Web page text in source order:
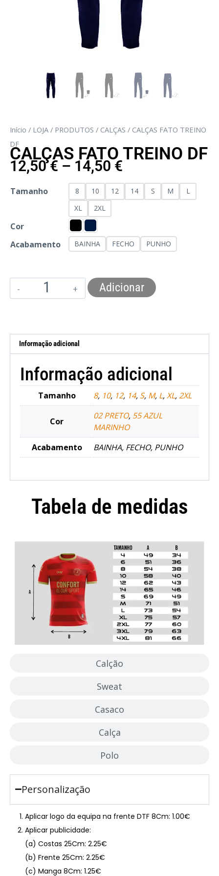
Início / LOJA / PRODUTOS / CALÇAS / CALÇAS FATO TREINO
DF
CALÇAS FATO TREINO DF
12,50€ – 14,50 €
Tamanho 8 10 12 14 S M
L
XL
2XL
Cor
Acabamento
BAINHA FECHO PUNHO
Adicionar
Informação adicional
Informação adicional
Tamanho 8, 10, 12, 14, S, M, L,XL, 2XL
Cor
02 PRETO, 55 AZUL
MARINHO
Acabamento
BAINHA, FECHO, PUNHO
Tabela de medidas
Calção
Sweat
Casaco
Calça
Polo
Personalização
Aplicar logo da equipa na frente DTF 8Cm: 1.00€
Aplicar publicidade:
(a) Costas 25Cm: 2.25€
(b) Frente 25Cm: 2.25€
(c) Manga 8Cm: 1.25€